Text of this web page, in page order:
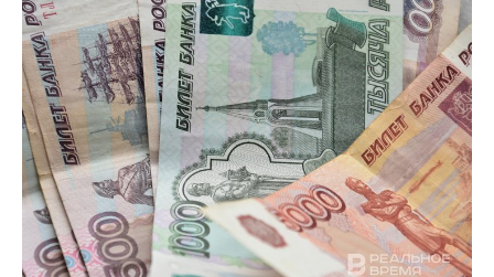
КИБЕРСПОРТ
ФИГУРНОЕ КАТАНИЕ
ВОДНЫЕ ВИДЫ СПОРТА
ХОККЕЙ С МЯЧОМ
КУЛЬТУРА
МЕДИЦИНА
ОБРАЗОВАНИЕ
ПРОИСШЕСТВИЯ
СПИСОК КОМПАНИЙ